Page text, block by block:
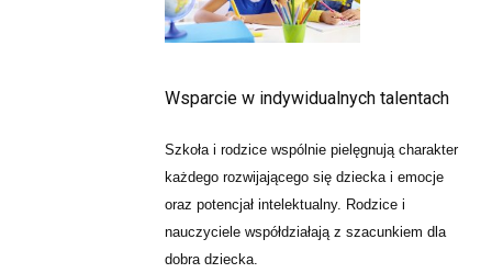
Wsparcie w indywidualnych talentach
Szkoła i rodzice wspólnie pielęgnują charakter
każdego rozwijającego się dziecka i emocje
oraz potencjał intelektualny. Rodzice i
nauczyciele współdziałają z szacunkiem dla
dobra dziecka.